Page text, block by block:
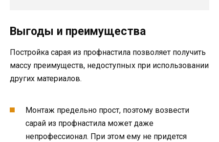
Выгоды и преимущества
Постройка сарая из профнастила позволяет получить
массу преимуществ, недоступных при использовании
других материалов.
Монтаж предельно прост, поэтому возвести
сарай из профнастила может даже
непрофессионал. При этом ему не придется